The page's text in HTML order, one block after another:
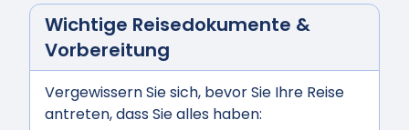
Wichtige Reisedokumente &
Vorbereitung
Vergewissern Sie sich, bevor Sie Ihre Reise
antreten, dass Sie alles haben: